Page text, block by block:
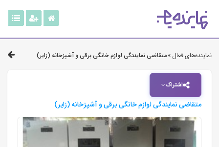
نماینده‌های فعال »متقاضی نمایندگی لوازم خانگی برقی و آشپزخانه (زایر)
اشتراک
متقاضی نمایندگی لوازم خانگی برقی و آشپزخانه (زایر)